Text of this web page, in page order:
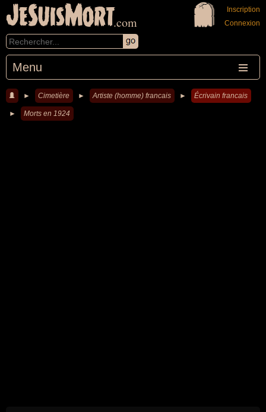
JeSuisMort.com
Menu
Inscription
Connexion
► Cimetière ► Artiste (homme) francais ► Écrivain francais
► Morts en 1924